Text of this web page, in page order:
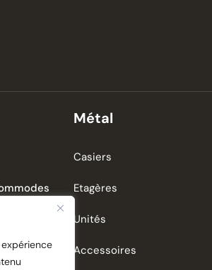
Métal
Casiers
Etagères
Unités
Accessoires